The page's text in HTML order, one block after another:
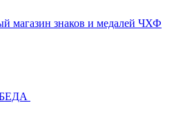
магазин знаков и медалей ЧХФ